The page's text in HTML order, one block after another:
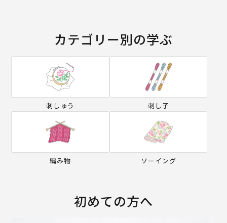
カテゴリー別の学ぶ
刺しゅう 刺し子
編み物 ソーイング
初めての方へ